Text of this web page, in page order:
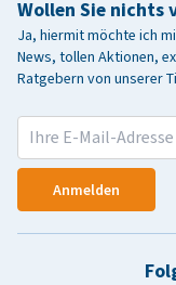
Wollen Sie nichts
Ja, hiermit möchte ich
News, tollen Aktionen,
Ratgebern von unserer
Anmelden